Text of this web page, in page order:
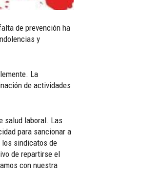
de prevención ha
y
La
de actividades
salud laboral. Las
para sancionar a
los sindicatos de
de repartirse el
con nuestra